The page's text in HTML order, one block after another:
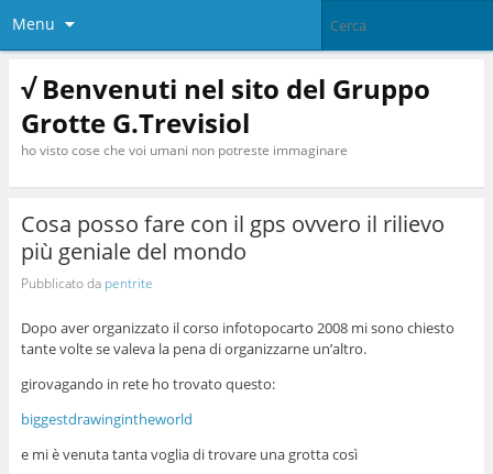
Menu
√ Benvenuti nel sito del Gruppo
Grotte G.Trevisiol
ho visto cose che voi umani non potreste immaginare
Cosa posso fare con il gps ovvero il rilievo
più geniale del mondo
Pubblicato da pentrite
Dopo aver organizzato il corso infotopocarto 2008 mi sono chiesto
tante volte se valeva la pena di organizzarne un’altro.
girovagando in rete ho trovato questo:
biggestdrawingintheworld
e mi è venuta tanta voglia di trovare una grotta così